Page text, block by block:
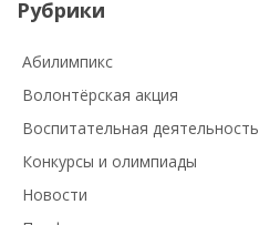
Рубрики
Абилимпикс
Волонтёрская акция
Воспитательная деятельность
Конкурсы и олимпиады
Новости